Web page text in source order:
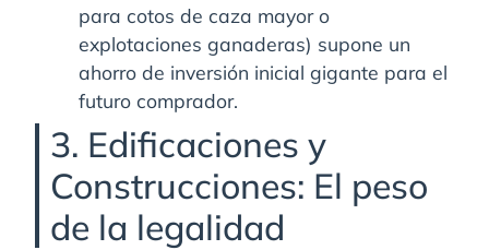
para cotos de caza mayor o
explotaciones ganaderas) supone un
ahorro de inversión inicial gigante para el
futuro comprador.
3. Edificaciones y
Construcciones: El peso
de la legalidad